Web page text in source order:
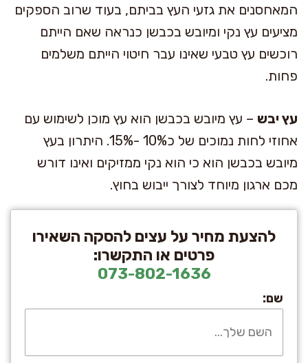
המאחסנים את גזעי העץ בביתם, בעוד שרוב הספקים
מציעים עץ נקי ומיובש בכבשן כנראה שאם הייתם
רוכשים עץ טבעי שאינו עבר חיטוי הייתם משלמים
פחות.
עץ יבש – עץ מיובש בכבשן הוא עץ מוכן לשימוש עם
אחוזי לחות נמוכים של כ10% -15%. היתרון בעץ
מיובש בכבשן הוא כי הוא נקי ממזיקים ואינו דורש
מכם ארגון מיוחד לצורך ייבוש בחוץ.
להצעת מחיר על עצים להסקה השאירו
פרטים או התקשרו:
073-802-1636
שם: